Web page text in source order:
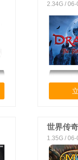
2.34G / 06-
世界传
1.35G / 06-